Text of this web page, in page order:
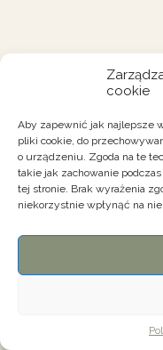
cookie
Aby zapewnić jak najlepsze
pliki cookie, do
o urządzeniu. Zgoda na te
takie jak zachowanie
tej stronie. Brak wyrażenia
niekorzystnie wpłynąć na